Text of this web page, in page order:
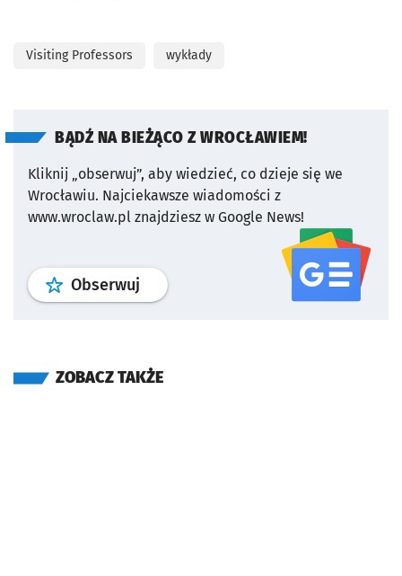
Visiting Professors wykłady
BĄDŹ NA BIEŻĄCO Z WROCŁAWIEM!
Kliknij „obserwuj”, aby wiedzieć, co dzieje się we
Wrocławiu. Najciekawsze wiadomości z
www.wroclaw.pl znajdziesz w Google News!
Obserwuj profil serwisu
ZOBACZ TAKŻE